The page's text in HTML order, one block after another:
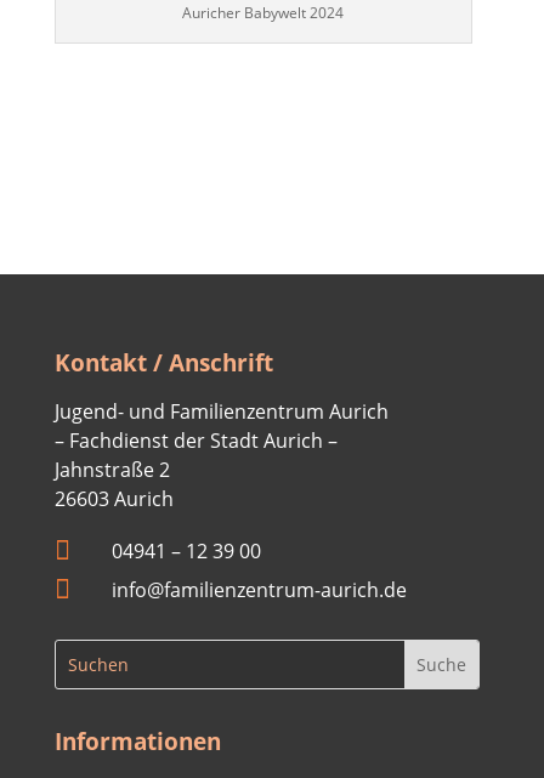
Auricher Babywelt 2024
Kontakt / Anschrift
Jugend- und Familienzentrum Aurich
– Fachdienst der Stadt Aurich –
Jahnstraße 2
26603 Aurich
 04941 – 12 39 00
 info@familienzentrum-aurich.de
Informationen